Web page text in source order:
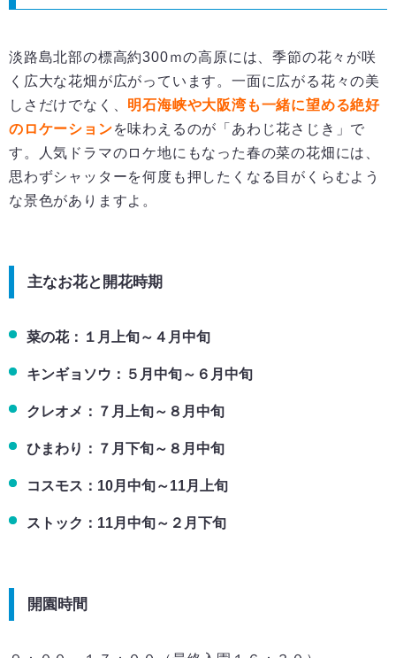
淡路島北部の標高約300ｍの高原には、季節の花々が咲
く広大な花畑が広がっています。一面に広がる花々の美
しさだけでなく、 明石海峡や大阪湾も一緒に望める絶好
のロケーションを味わえるのが「あわじ花さじき」で
す。人気ドラマのロケ地にもなった春の菜の花畑には、
思わずシャッターを何度も押したくなる目がくらむよう
な景色がありますよ。
主なお花と開花時期
菜の花：１月上旬～４月中旬
キンギョソウ：５月中旬～６月中旬
クレオメ：７月上旬～８月中旬
ひまわり：７月下旬～８月中旬
コスモス：10月中旬～11月上旬
ストック：11月中旬～２月下旬
開園時間